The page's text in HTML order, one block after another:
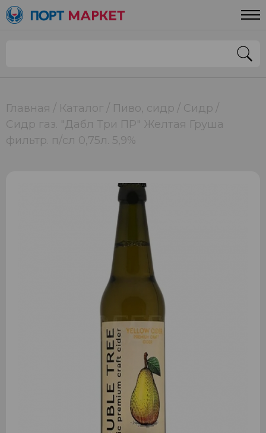
Главная Каталог Пиво, сидр
Сидр
Сидр газ. "Дабл Три ПР" Желтая Груша
фильтр. п/сл 0,75л. 5,9%